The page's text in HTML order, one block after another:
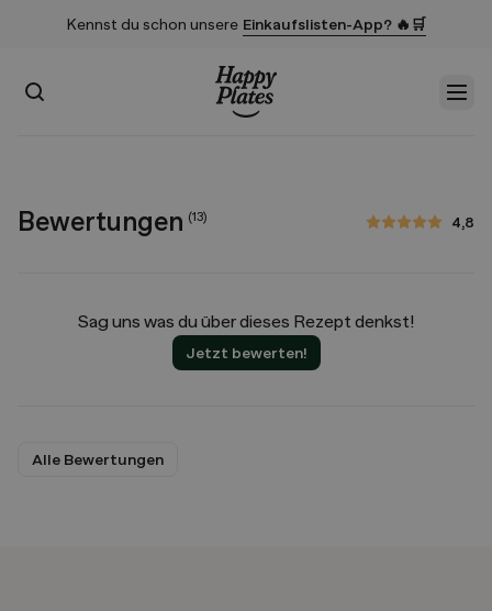
Kennst du schon unsere Einkaufslisten-App? 🔥🛒
Suchen
Bewertungen (13) 4,8
4,8 von 5 Sternen
Sag uns was du über dieses Rezept denkst!
Jetzt bewerten!
Alle Bewertungen